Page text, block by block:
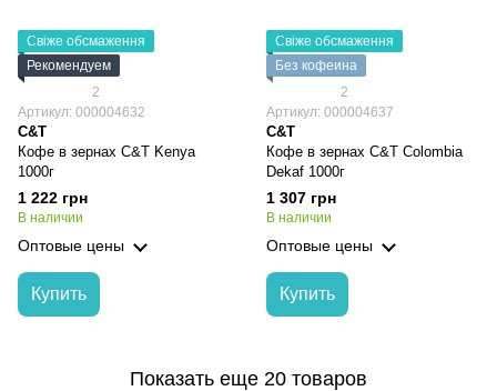
Свіже обсмаження
Рекомендуем
2
Артикул: 000004632
C&T
Кофе в зернах C&T Kenya
1000г
1 222 грн
В наличии
Оптовые цены
Купить
Свіже обсмаження
Без кофеина
2
Артикул: 000004637
C&T
Кофе в зернах C&T Colombia
Dekaf 1000г
1 307 грн
В наличии
Оптовые цены
Купить
Показать еще 20 товаров